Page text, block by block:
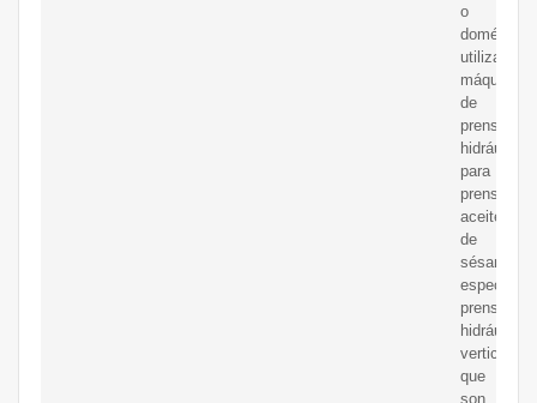
o
utilizan
máquinas
de
prensado
hidráulico
para
prensar
aceite
de
sésamo,
prensas
hidráulicas
verticales,
que
son